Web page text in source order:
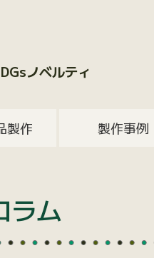
ノベルティ
製作 製作事例
ラム